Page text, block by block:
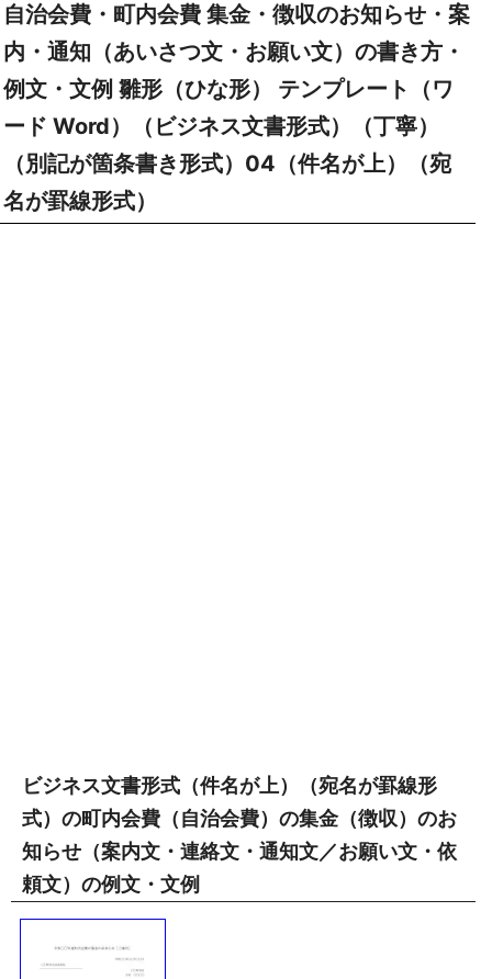
自治会費・町内会費 集金・徴収のお知らせ・案
内・通知（あいさつ文・お願い文）の書き方・
例文・文例 雛形（ひな形） テンプレート（ワ
ード Word）（ビジネス文書形式）（丁寧）
（別記が箇条書き形式）04（件名が上）（宛
名が罫線形式）
ビジネス文書形式（件名が上）（宛名が罫線形
式）の町内会費（自治会費）の集金（徴収）のお
知らせ（案内文・連絡文・通知文／お願い文・依
頼文）の例文・文例